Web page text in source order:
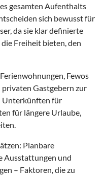
gesamten Aufenthalts
sich bewusst für
da sie klar definierte
Freiheit bieten, den
Fewos
Gastgebern zur
Unterkünften für
für längere Urlaube,
Planbare
Ausstattungen und
– Faktoren, die zu